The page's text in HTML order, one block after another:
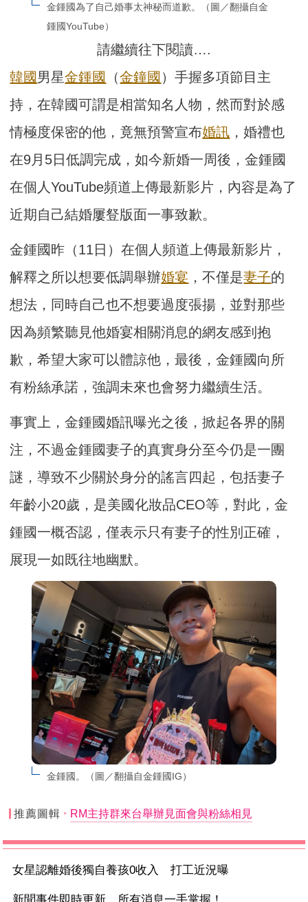
金鍾國為了自己婚事太神秘而道歉。（圖／翻攝自金
鍾國YouTube）
請繼續往下閱讀….
韓國 男星金鍾國 （金鐘國 ）手握多項節目主
持，在韓國可謂是相當知名人物，然而對於感
情極度保密的他，竟無預警宣布婚訊 ，婚禮也
在9月5日低調完成，如今新婚一周後，金鍾國
在個人YouTube頻道上傳最新影片，內容是為了
近期自己結婚屢豋版面一事致歉。
金鍾國昨（11日）在個人頻道上傳最新影片，
解釋之所以想要低調舉辦婚宴 ，不僅是妻子的
想法，同時自己也不想要過度張揚，並對那些
因為頻繁聽見他婚宴相關消息的網友感到抱
歉，希望大家可以體諒他，最後，金鍾國向所
有粉絲承諾，強調未來也會努力繼續生活。
事實上，金鍾國婚訊曝光之後，掀起各界的關
注，不過金鍾國妻子的真實身分至今仍是一團
謎，導致不少關於身分的謠言四起，包括妻子
年齡小20歲，是美國化妝品CEO等，對此，金
鍾國一概否認，僅表示只有妻子的性別正確，
展現一如既往地幽默。
金鍾國。（圖／翻攝自金鍾國IG）
推薦圖輯 RM主持群來台舉辦見面會與粉絲相見
女星認離婚後獨自養孩0收入 打工近況曝